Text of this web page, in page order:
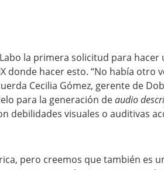
la primera solicitud para hacer
donde hacer esto. “No había otro
Cecilia Gómez, gerente de
para la generación deaudio
debilidades visuales o auditivas
pero creemos que también es